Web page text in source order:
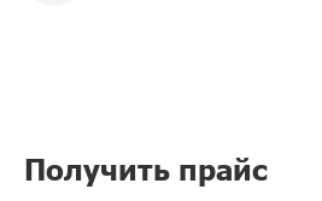
Получить прайс